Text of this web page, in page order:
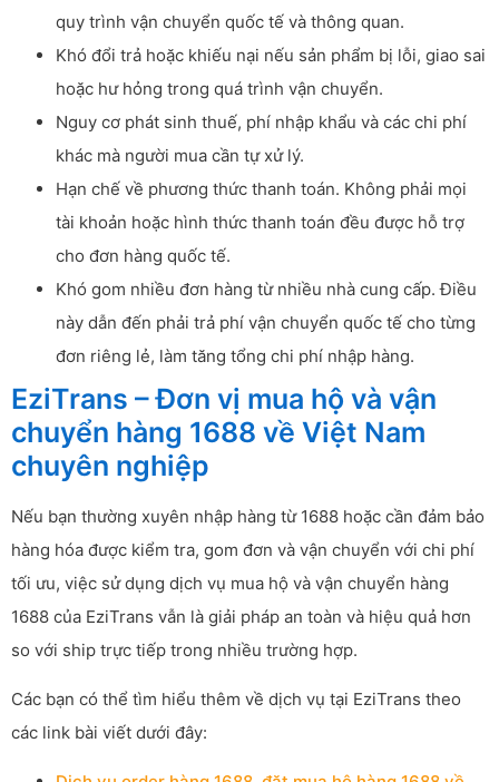
quy trình vận chuyển quốc tế và thông quan.
Khó đổi trả hoặc khiếu nại nếu sản phẩm bị lỗi, giao sai
hoặc hư hỏng trong quá trình vận chuyển.
Nguy cơ phát sinh thuế, phí nhập khẩu và các chi phí
khác mà người mua cần tự xử lý.
Hạn chế về phương thức thanh toán. Không phải mọi
tài khoản hoặc hình thức thanh toán đều được hỗ trợ
cho đơn hàng quốc tế.
Khó gom nhiều đơn hàng từ nhiều nhà cung cấp. Điều
này dẫn đến phải trả phí vận chuyển quốc tế cho từng
đơn riêng lẻ, làm tăng tổng chi phí nhập hàng.
EziTrans – Đơn vị mua hộ và vận
chuyển hàng 1688 về Việt Nam
chuyên nghiệp
Nếu bạn thường xuyên nhập hàng từ 1688 hoặc cần đảm bảo
hàng hóa được kiểm tra, gom đơn và vận chuyển với chi phí
tối ưu, việc sử dụng dịch vụ mua hộ và vận chuyển hàng
1688 của EziTrans vẫn là giải pháp an toàn và hiệu quả hơn
so với ship trực tiếp trong nhiều trường hợp.
Các bạn có thể tìm hiểu thêm về dịch vụ tại EziTrans theo
các link bài viết dưới đây: